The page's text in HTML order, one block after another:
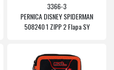
3366-3
PERNICA DISNEY SPIDERMAN
508240 1 ZIPP 2 Flapa SY